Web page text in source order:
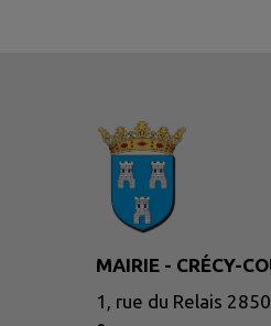
MAIRIE - CRÉCY-
1, rue du Relais